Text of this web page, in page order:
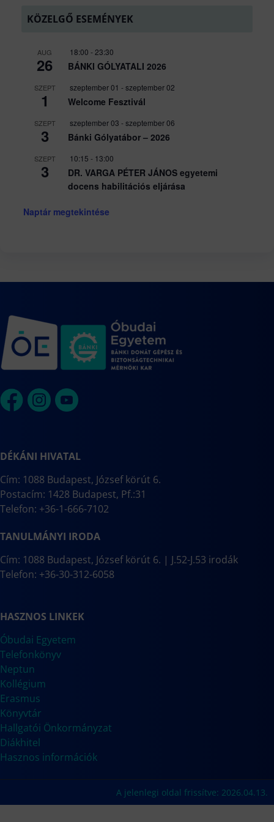
KÖZELGŐ ESEMÉNYEK
AUG
26
18:00 - 23:30
BÁNKI GÓLYATALI 2026
SZEPT
1
szeptember 01 -szeptember 02
Welcome Fesztivál
SZEPT
3
szeptember 03 -szeptember 06
Bánki Gólyatábor – 2026
SZEPT
3
10:15 - 13:00
DR. VARGA PÉTER JÁNOS egyetemi
docens habilitációs eljárása
Naptár megtekintése
DÉKÁNI HIVATAL
Cím: 1088 Budapest, József körút 6.
Postacím: 1428 Budapest, Pf.:31
Telefon: +36-1-666-7102
TANULMÁNYI IRODA
Cím: 1088 Budapest, József körút 6. | J.52-J.53 irodák
Telefon: +36-30-312-6058
HASZNOS LINKEK
Óbudai Egyetem
Telefonkönyv
Neptun
Kollégium
Erasmus
Könyvtár
Hallgatói Önkormányzat
Diákhitel
Hasznos információk
A jelenlegi oldal frissítve: 2026.04.13.